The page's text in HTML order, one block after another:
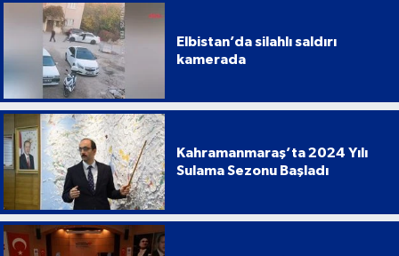
Elbistan’da silahlı saldırı
kamerada
Kahramanmaraş’ta 2024 Yılı
Sulama Sezonu Başladı